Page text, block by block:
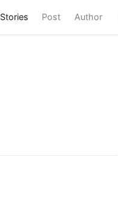
Stories (current)
Post Author